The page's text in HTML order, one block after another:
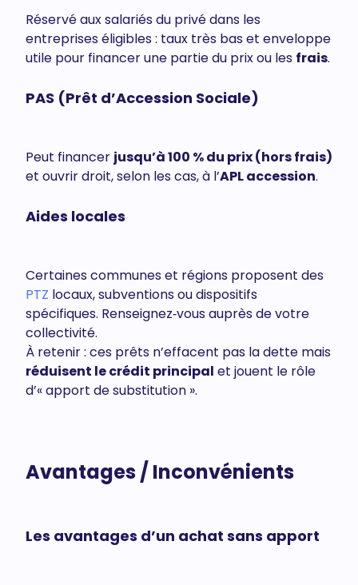
Réservé aux salariés du privé dans les
entreprises éligibles : taux très bas et enveloppe
utile pour financer une partie du prix ou les frais.
PAS (Prêt d’Accession Sociale)
Peut financer jusqu’à 100 % du prix (hors frais)
et ouvrir droit, selon les cas, à l’APL accession.
Aides locales
Certaines communes et régions proposent des
PTZ locaux, subventions ou dispositifs
spécifiques. Renseignez‑vous auprès de votre
collectivité.
À retenir : ces prêts n’effacent pas la dette mais
réduisent le crédit principal et jouent le rôle
d’« apport de substitution ».
Avantages / Inconvénients
Les avantages d’un achat sans apport